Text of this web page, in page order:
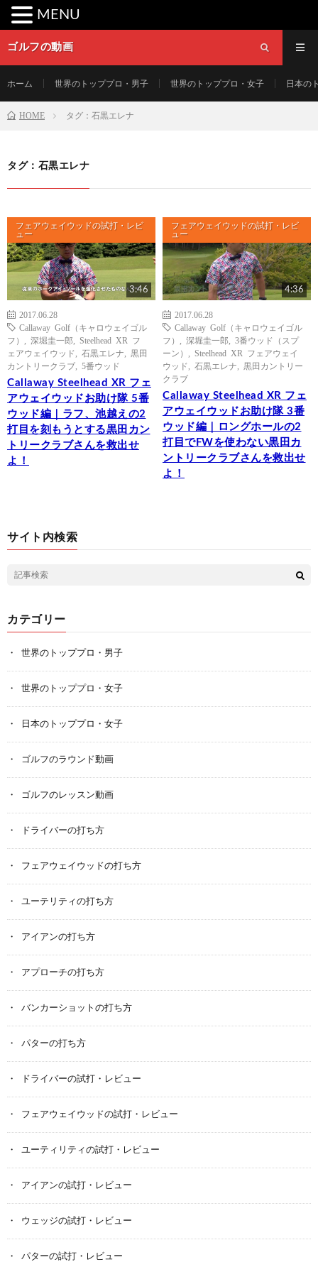
ゴルフの動画
ホーム 世界のトッププロ・男子 世界のトッププロ・女子 日本の
HOME タグ：石黒エレナ
タグ：石黒エレナ
フェアウェイウッドの試打・レビ
ュー
3:46
2017.06.28
Callaway Golf（キャロウェイゴル
フ）
深堀圭一郎
Steelhead XR フ
ェアウェイウッド
石黒エレナ
黒田
カントリークラブ
5番ウッド
Callaway Steelhead XR フェ
アウェイウッドお助け隊 5番
ウッド編｜ラフ、池越えの2
打目を刻もうとする黒田カン
トリークラブさんを救出せ
よ！
フェアウェイウッドの試打・レビ
ュー
4:36
2017.06.28
Callaway Golf（キャロウェイゴル
フ）
深堀圭一郎
3番ウッド（スプ
ーン）
Steelhead XR フェアウェイ
ウッド
石黒エレナ
黒田カントリー
クラブ
Callaway Steelhead XR フェ
アウェイウッドお助け隊 3番
ウッド編｜ロングホールの2
打目でFWを使わない黒田カ
ントリークラブさんを救出せ
よ！
サイト内検索
カテゴリー
世界のトッププロ・男子
世界のトッププロ・女子
日本のトッププロ・女子
ゴルフのラウンド動画
ゴルフのレッスン動画
ドライバーの打ち方
フェアウェイウッドの打ち方
ユーテリティの打ち方
アイアンの打ち方
アプローチの打ち方
バンカーショットの打ち方
パターの打ち方
ドライバーの試打・レビュー
フェアウェイウッドの試打・レビュー
ユーティリティの試打・レビュー
アイアンの試打・レビュー
ウェッジの試打・レビュー
パターの試打・レビュー
MENU